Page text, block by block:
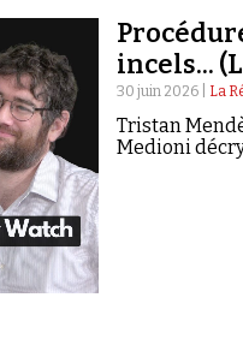
incels...
30 juin 2026 | La
Tristan
Medioni